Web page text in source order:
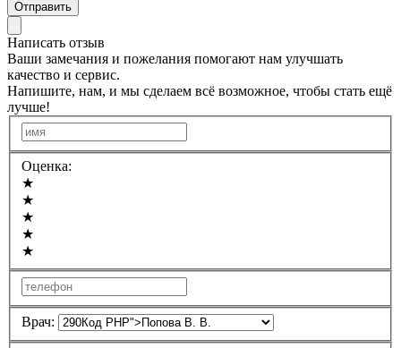
Отправить
Написать отзыв
Ваши замечания и пожелания помогают нам улучшать
качество и сервис.
Напишите, нам, и мы сделаем всё возможное, чтобы стать ещё
лучше!
Оценка:
★
★
★
★
★
Врач: